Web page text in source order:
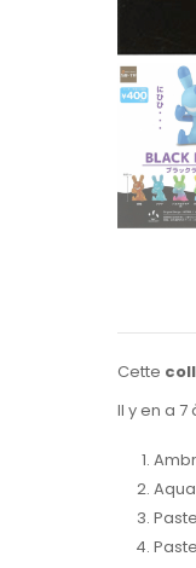
Cette
Il y en a
Aqua